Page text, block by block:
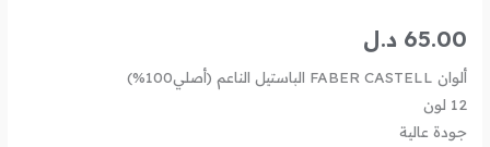
65.00 د.ل
ألوان FABER CASTELL الباستيل الناعم (أصلي100%)
12 لون
جودة عالية